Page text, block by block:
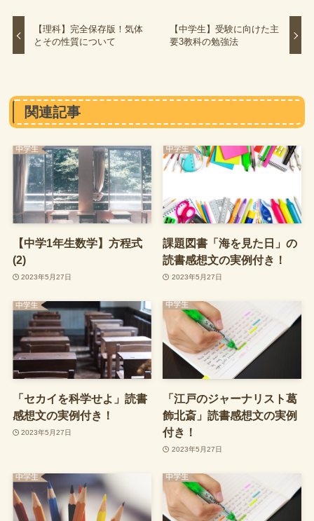
【理科】完全保存版！気体
とその性質について
【中学生】受験に向けた主
要3教科の勉強法
関連記事
【中学1年生数学】方程式
(2)
2023年5月27日
課題図書「海を見た日」の
読書感想文の実例付き！
2023年5月27日
「セカイを科学せよ」読書
感想文の実例付き！
2023年5月27日
「江戸のジャーナリスト葛
飾北斎」読書感想文の実例
付き！
2023年5月27日